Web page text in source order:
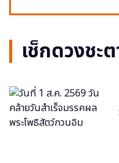
เช็กดวงชะต